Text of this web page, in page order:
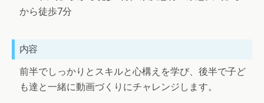
から徒歩7分
内容
前半でしっかりとスキルと心構えを学び、後半で子ど
も達と一緒に動画づくりにチャレンジします。